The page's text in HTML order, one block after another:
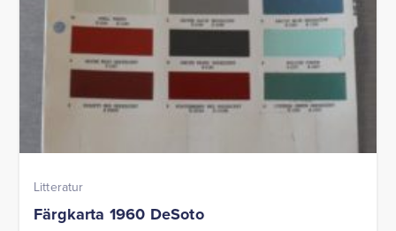
Litteratur
Färgkarta 1960 DeSoto